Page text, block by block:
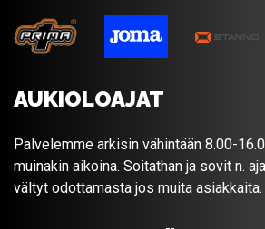
AUKIOLOAJAT
Palvelemme arkisin vähintään 8.00-
muinakin aikoina. Soitathan ja sovit n.
vältyt odottamasta jos muita asiakkaita.